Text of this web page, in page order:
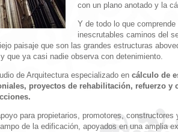
con un plano anotado y la
Y de todo lo que
inescrutables caminos del
paisaje que son las grandes estructuras
que ya casi nadie observa con detenimiento.
de Arquitectura especializado en cálculo de
proyectos de rehabilitación, refuerzo y
para propietarios, promotores,
de la edificación, apoyados en una amplia